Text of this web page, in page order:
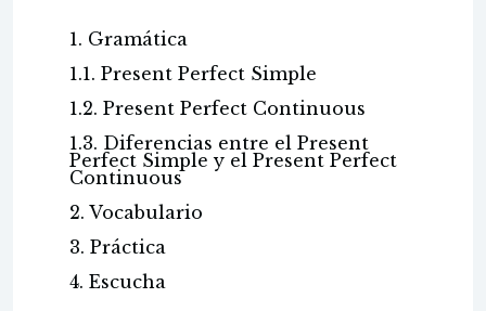
1. Gramática
1.1. Present Perfect Simple
1.2. Present Perfect Continuous
1.3. Diferencias entre el Present
Perfect Simple y el Present Perfect
Continuous
2. Vocabulario
3. Práctica
4. Escucha